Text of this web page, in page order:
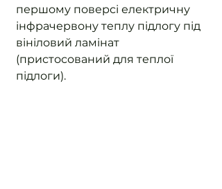
першому поверсі електричну
інфрачервону теплу підлогу під
вініловий ламінат
(пристосований для теплої
підлоги).